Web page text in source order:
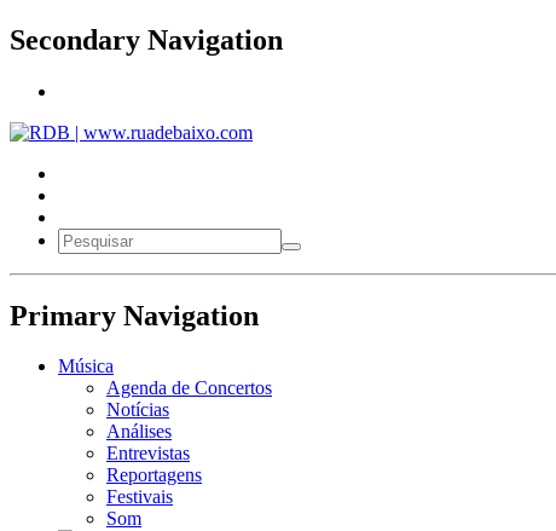
Secondary Navigation
Primary Navigation
Música
Agenda de Concertos
Notícias
Análises
Entrevistas
Reportagens
Festivais
Som